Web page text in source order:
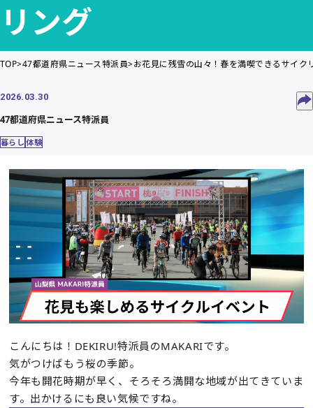
リング
TOP 47都道府県ニュース特派員 お花見に残雪の山々！春を満喫できるサイク
2026.03.30
47都道府県ニュース特派員
暮らし 体験
こんにちは！DEKIRU!特派員のMAKARIです。
気がつけばもう桜の季節。
今年も開花時期が早く、そろそろ満開な地域が出てきていま
す。出かけるにも良い気候ですね。